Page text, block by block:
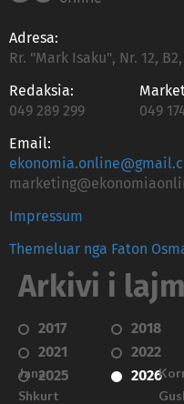
Adresa:
Rr. "Mark Isaku", Nr. 12,
Redaksia:
049 289 299
049
Email:
Impressum
Themeluar nga Faton
Arkivi i
2017 2018
2021
2022
2025
2026
Janar
Shkurt